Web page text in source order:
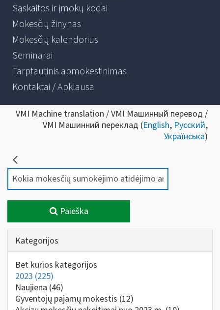
Sąskaitos ir įmokų kodai
Mokesčių žinynas
Mokesčių kalendorius
Seminarai
Tarptautinis apmokestinimas
Kontaktai / Apklausa
VMI Machine translation / VMI Машинный перевод /
VMI Машинний переклад (English, Русский,
Українська)
Paieška
Kategorijos
Bet kurios kategorijos
2023 (225)
Naujiena (46)
Gyventojų pajamų mokestis (12)